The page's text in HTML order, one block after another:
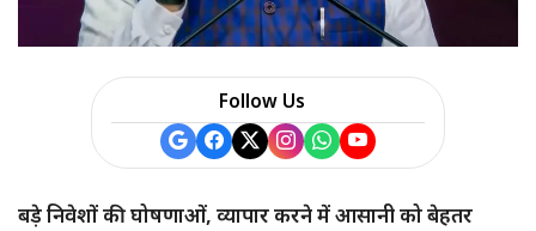
Follow Us
बड़े निवेशों की घोषणाओं, व्यापार करने में आसानी को बेहतर